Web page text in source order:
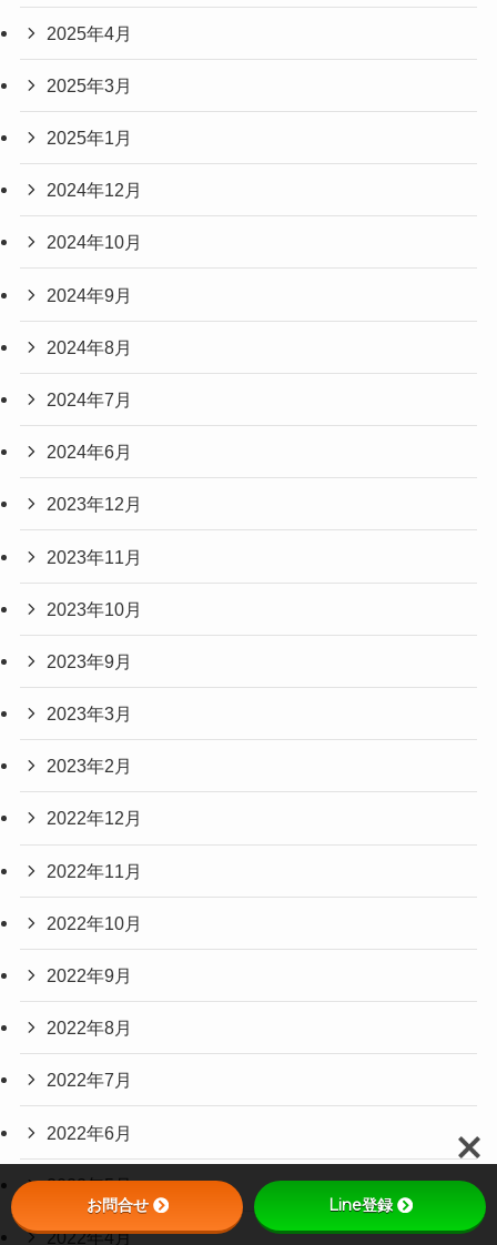
2025年4月
2025年3月
2025年1月
2024年12月
2024年10月
2024年9月
2024年8月
2024年7月
2024年6月
2023年12月
2023年11月
2023年10月
2023年9月
2023年3月
2023年2月
2022年12月
2022年11月
2022年10月
2022年9月
2022年8月
2022年7月
2022年6月
2022年5月
2022年4月
お問合せ Line登録